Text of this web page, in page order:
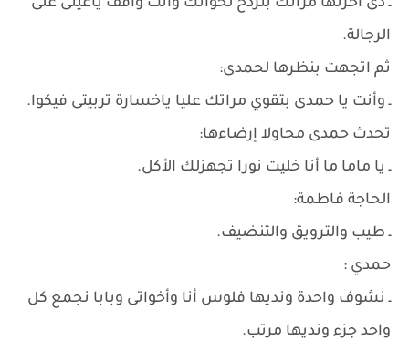
ـ دى أخرتها مراتك بتردح لخواتك وأنت واقف ياعينى على
الرجالة.
ثم اتجهت بنظرها لحمدى:
ـ وأنت يا حمدى بتقوي مراتك عليا ياخسارة تربيتى فيكوا.
تحدث حمدى محاولا إرضاءها:
ـ يا ماما ما أنا خليت نورا تجهزلك الأكل.
الحاجة فاطمة:
ـ طيب والترويق والتنضيف.
حمدي :
ـ نشوف واحدة ونديها فلوس أنا وأخواتى وبابا نجمع كل
واحد جزء ونديها مرتب.